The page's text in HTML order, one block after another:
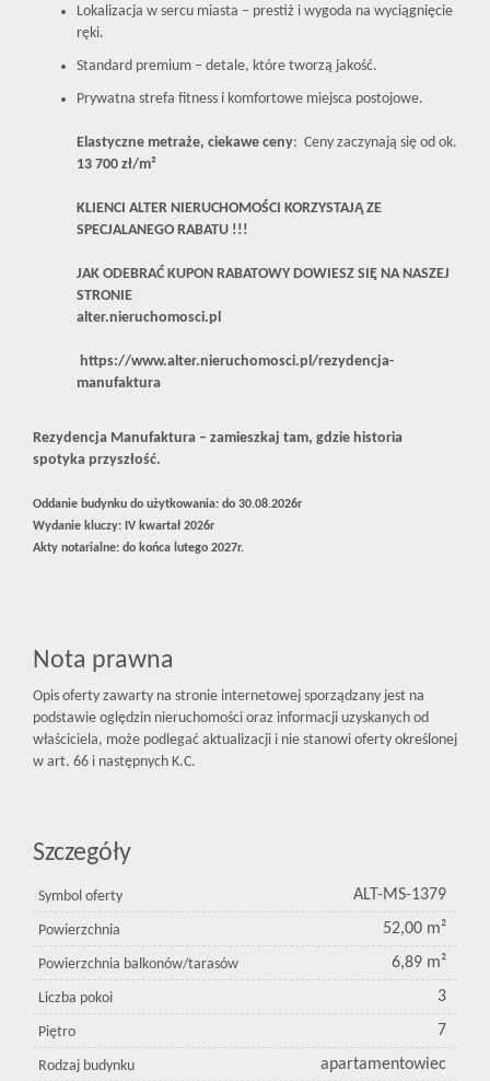
Lokalizacja w sercu miasta – prestiż i wygoda na wyciągnięcie
ręki.
Standard premium – detale, które tworzą jakość.
Prywatna strefa fitness i komfortowe miejsca postojowe.
Elastyczne metraże, ciekawe ceny: Ceny zaczynają się od ok.
13 700 zł/m²
KLIENCI ALTER NIERUCHOMOŚCI KORZYSTAJĄ ZE
SPECJALANEGO RABATU !!!
JAK ODEBRAĆ KUPON RABATOWY DOWIESZ SIĘ NA NASZEJ
STRONIE
alter.nieruchomosci.pl
https://www.alter.nieruchomosci.pl/rezydencja-
manufaktura
Rezydencja Manufaktura – zamieszkaj tam, gdzie historia
spotyka przyszłość.
Oddanie budynku do użytkowania: do 30.08.2026r
Wydanie kluczy: IV kwartał 2026r
Akty notarialne: do końca lutego 2027r.
Nota prawna
Opis oferty zawarty na stronie internetowej sporządzany jest na
podstawie oględzin nieruchomości oraz informacji uzyskanych od
właściciela, może podlegać aktualizacji i nie stanowi oferty określonej
w art. 66 i następnych K.C.
Szczegóły
Symbol oferty ALT-MS-1379
Powierzchnia 52,00 m²
Powierzchnia balkonów/tarasów 6,89 m²
Liczba pokoi 3
Piętro 7
Rodzaj budynku apartamentowiec